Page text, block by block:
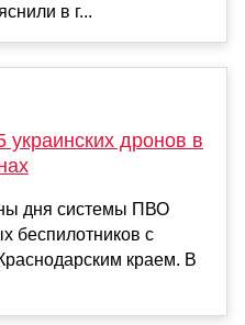
в г...
дронов в
дня системы ПВО
беспилотников с
краем. В